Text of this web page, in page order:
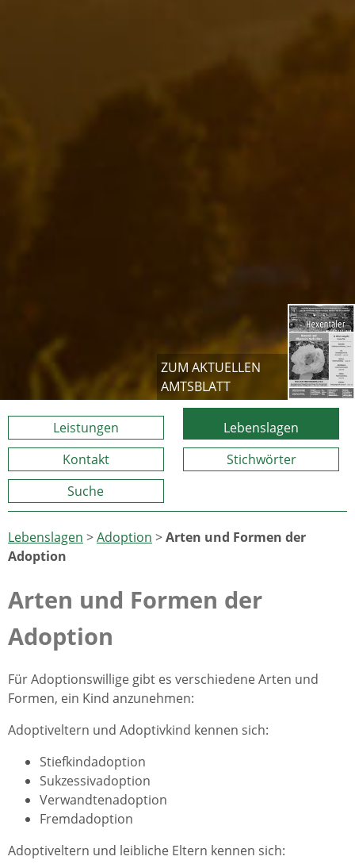
ZUM AKTUELLEN
AMTSBLATT
Leistungen
Lebenslagen
Kontakt
Stichwörter
Suche
Lebenslagen >Adoption >Arten und Formen der
Adoption
Arten und Formen der
Adoption
Für Adoptionswillige gibt es verschiedene Arten und
Formen, ein Kind anzunehmen:
Adoptiveltern und Adoptivkind kennen sich:
Stiefkindadoption
Sukzessivadoption
Verwandtenadoption
Fremdadoption
Adoptiveltern und leibliche Eltern kennen sich: